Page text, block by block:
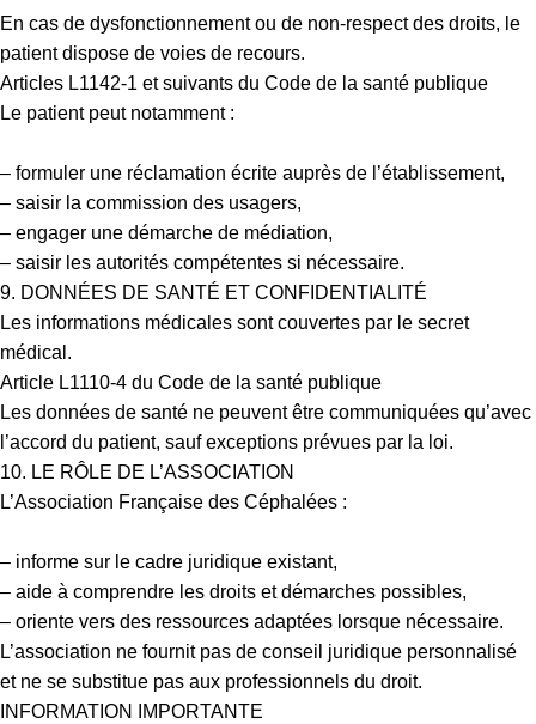
En cas de dysfonctionnement ou de non-respect des droits, le
patient dispose de voies de recours.
Articles L1142-1 et suivants du Code de la santé publique
Le patient peut notamment :
– formuler une réclamation écrite auprès de l’établissement,
– saisir la commission des usagers,
– engager une démarche de médiation,
– saisir les autorités compétentes si nécessaire.
9. DONNÉES DE SANTÉ ET CONFIDENTIALITÉ
Les informations médicales sont couvertes par le secret
médical.
Article L1110-4 du Code de la santé publique
Les données de santé ne peuvent être communiquées qu’avec
l’accord du patient, sauf exceptions prévues par la loi.
10. LE RÔLE DE L’ASSOCIATION
L’Association Française des Céphalées :
– informe sur le cadre juridique existant,
– aide à comprendre les droits et démarches possibles,
– oriente vers des ressources adaptées lorsque nécessaire.
L’association ne fournit pas de conseil juridique personnalisé
et ne se substitue pas aux professionnels du droit.
INFORMATION IMPORTANTE